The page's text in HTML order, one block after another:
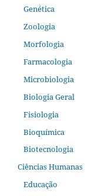
Genética
Zoologia
Morfologia
Farmacologia
Microbiologia
Biologia Geral
Fisiologia
Bioquímica
Biotecnologia
Ciências Humanas
Educação